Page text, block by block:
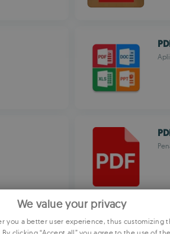
We value your privacy
you a better user experience, thus customizing